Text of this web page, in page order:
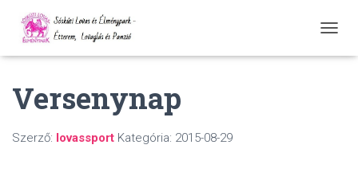
A
Versenynap
Szerző: lovassport Kategória: 2015-08-29